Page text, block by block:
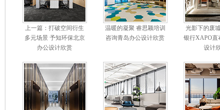
上一篇：打破空间衍生
多元场景 予知环保北京
办公设计欣赏
温暖的凝聚 睿思颖培训
咨询青岛办公设计欣赏
光影下的废
银行XAPO直
设计